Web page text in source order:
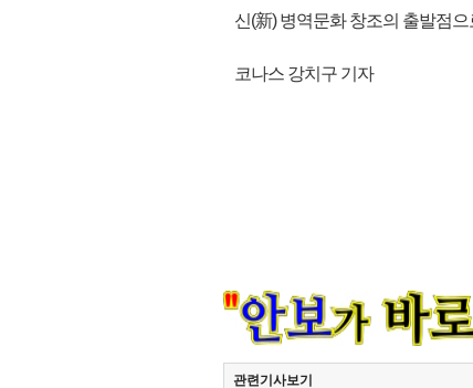
신(新) 병역문화 창조의 출발점
코나스 강치구 기자
관련기사보기